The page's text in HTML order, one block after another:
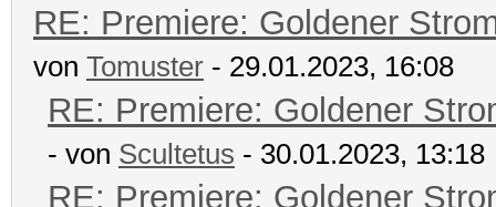
RE: Premiere: Goldener
von Tomuster - 29.01.2023, 16:08
RE: Premiere: Goldener
- von Scultetus - 30.01.2023, 13:18
RE: Premiere: Goldener